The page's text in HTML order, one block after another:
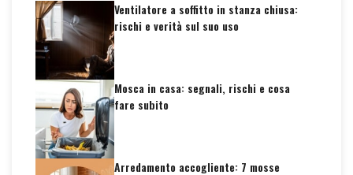
Ventilatore a soffitto in stanza chiusa:
rischi e verità sul suo uso
Mosca in casa: segnali, rischi e cosa
fare subito
Arredamento accogliente: 7 mosse